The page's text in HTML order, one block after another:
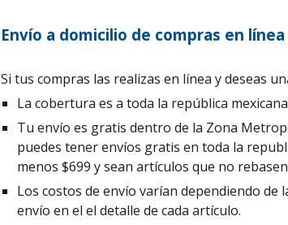
Envío a domicilio de compras en línea
Si tus compras las realizas en línea y deseas
La cobertura es a toda la república
Tu envío es gratis dentro de la Zona
puedes tener envíos gratis en toda la
menos $699 y sean artículos que no
Los costos de envío varían dependiendo de
envío en el el detalle de cada artículo.